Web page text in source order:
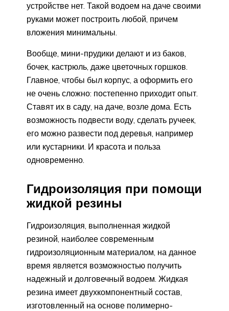
устройстве нет. Такой водоем на даче своими
руками может построить любой, причем
вложения минимальны.
Вообще, мини-прудики делают и из баков,
бочек, кастрюль, даже цветочных горшков.
Главное, чтобы был корпус, а оформить его
не очень сложно: постепенно приходит опыт.
Ставят их в саду, на даче, возле дома. Есть
возможность подвести воду, сделать ручеек,
его можно развести под деревья, например
или кустарники. И красота и польза
одновременно.
Гидроизоляция при помощи
жидкой резины
Гидроизоляция, выполненная жидкой
резиной, наиболее современным
гидроизоляционным материалом, на данное
время является возможностью получить
надежный и долговечный водоем. Жидкая
резина имеет двухкомпонентный состав,
изготовленный на основе полимерно-